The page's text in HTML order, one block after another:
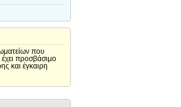
που
προσβάσιμο
και έγκαιρη